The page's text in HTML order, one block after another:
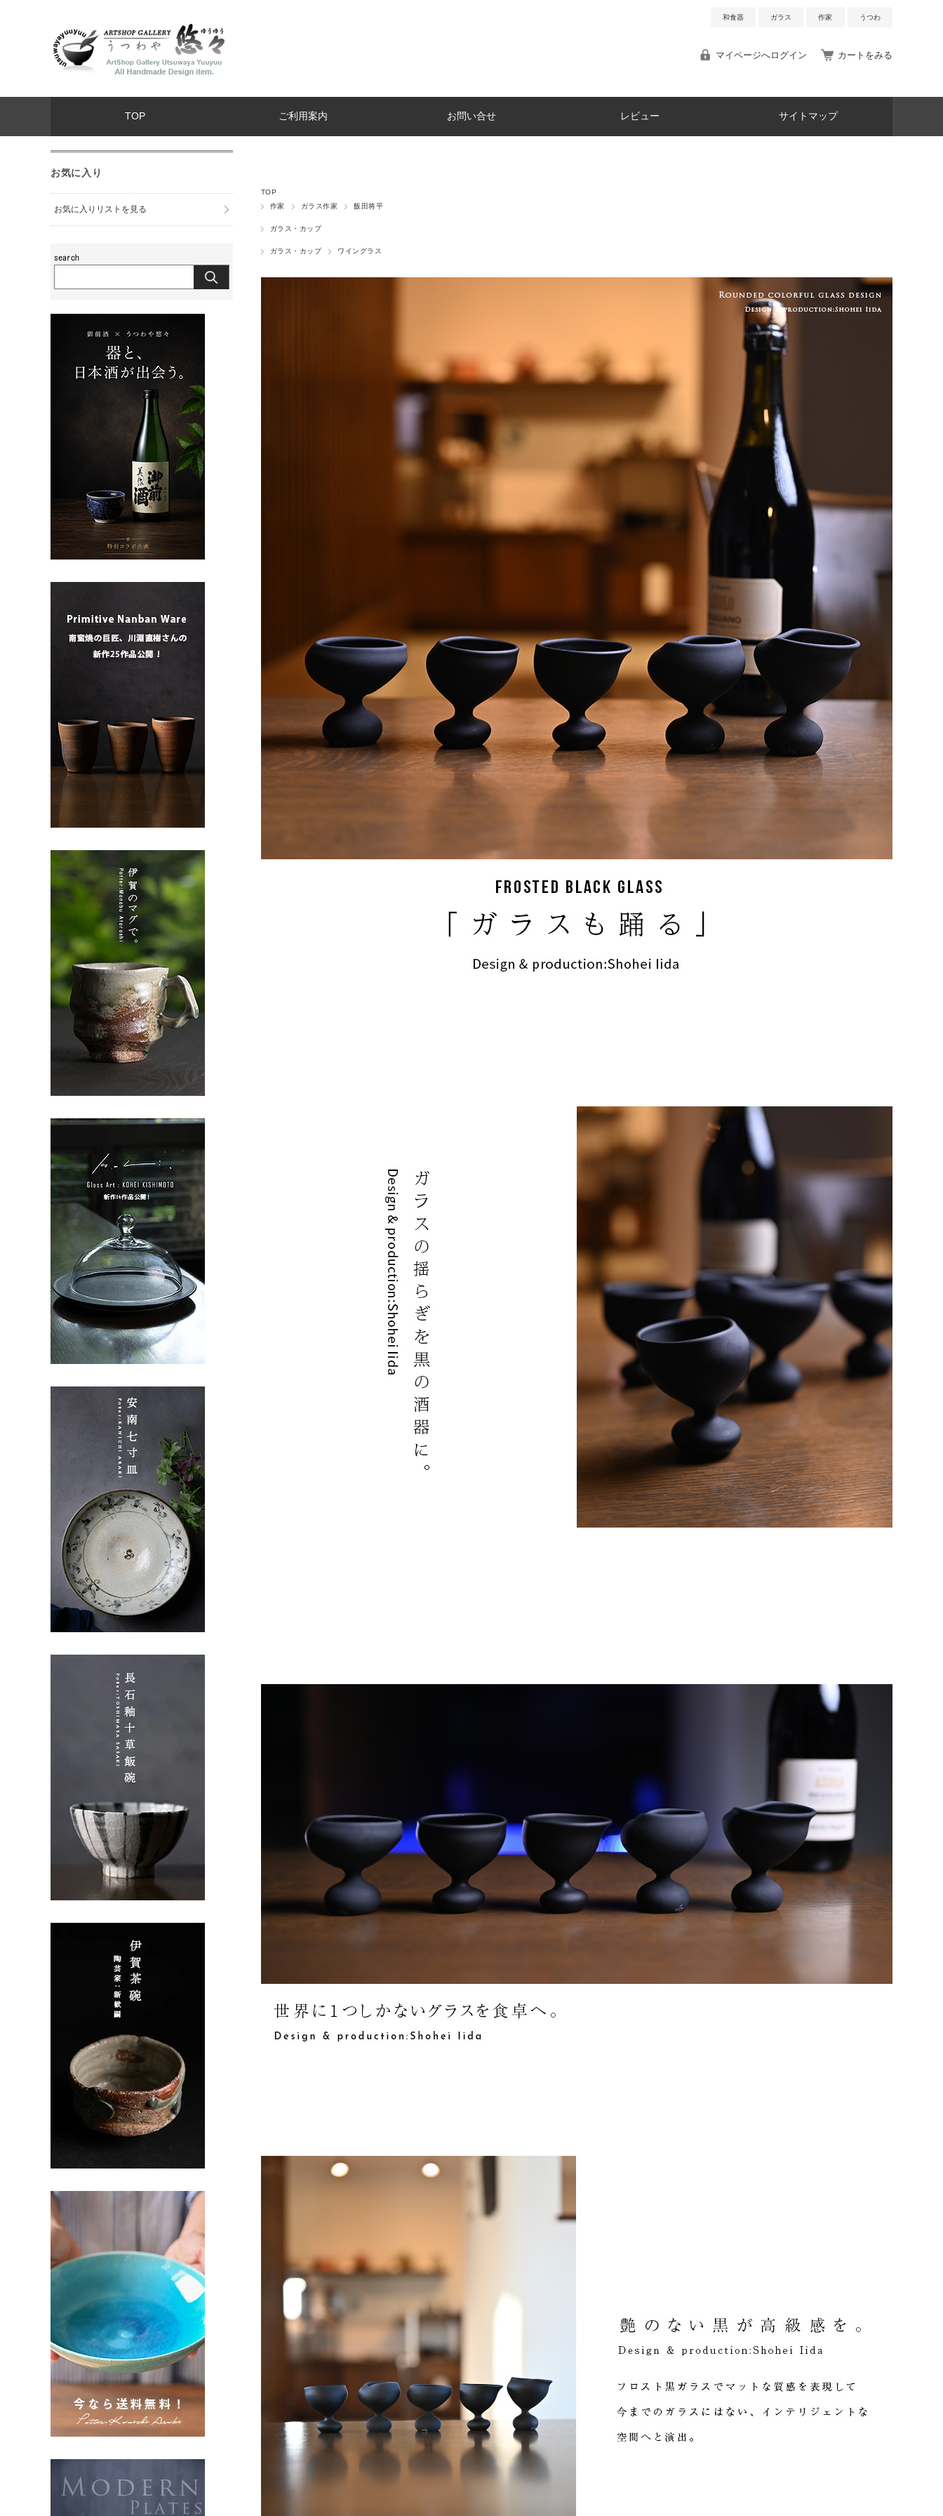
和食器 ガラス 作家 うつわ
マイページへログイン カートをみる
TOP ご利用案内 お問い合せ レビュー サイトマップ
TOP
作家
ガラス作家 飯田将平
ガラス・カップ
ガラス・カップ ワイングラス
お気に入り
お気に入りリストを見る